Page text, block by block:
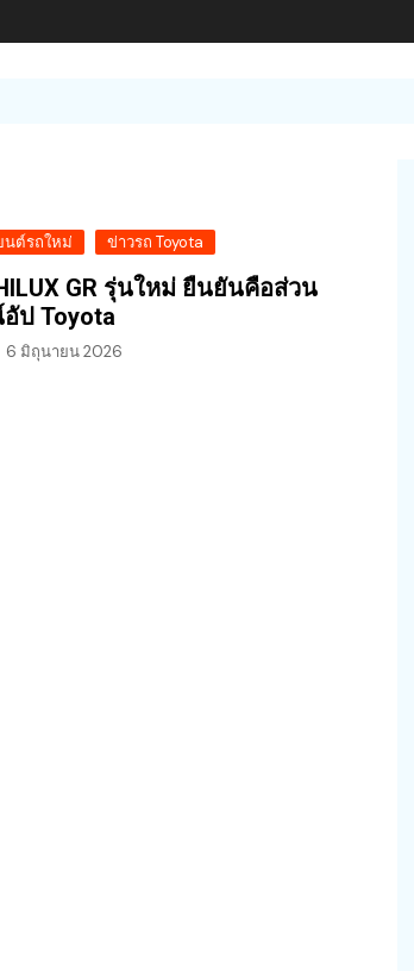
นต์รถใหม่ ข่าวรถ Toyota
GR รุ่นใหม่ ยืนยันคือส่วน
ป Toyota
6 มิถุนายน 2026